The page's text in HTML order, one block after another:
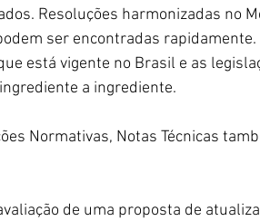
Resoluções harmonizadas no
ser encontradas rapidamente.
está vigente no Brasil e as
a ingrediente.
Normativas, Notas Técnicas
de uma proposta de